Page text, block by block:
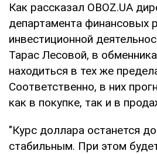
Как рассказал OBOZ.UA
департамента финансовых
инвестиционной
Тарас Лесовой, в
находиться в тех же
Соответственно, в них
как в покупке, так и в
"Курс доллара останется
стабильным. При этом